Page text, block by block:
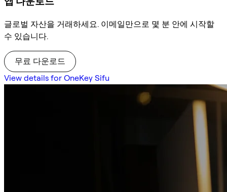
글로벌 자산을 거래하세요. 이메일만으로 몇 분 안에 시작할
수 있습니다.
무료 다운로드
View details for OneKey Sifu